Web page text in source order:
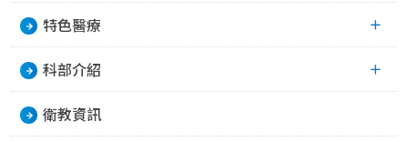
特色醫療
科部介紹
衛教資訊